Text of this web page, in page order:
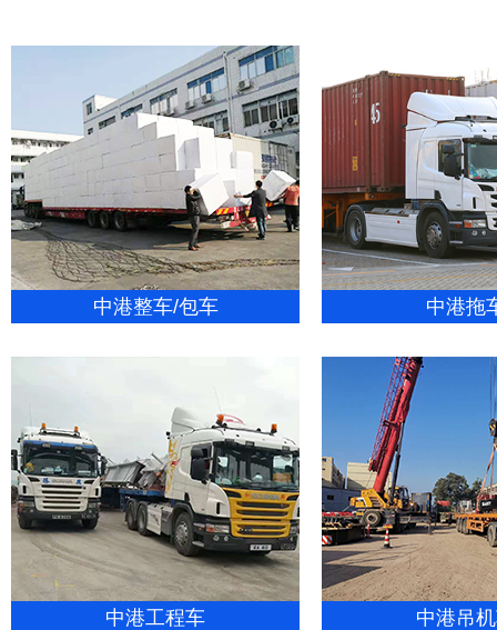
中港整车/包车 中港拖
中港工程车 中港吊